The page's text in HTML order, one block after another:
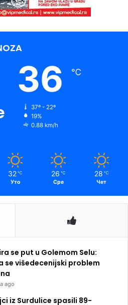
36 ℃
37º - 22º
19%
0.88 km/h
32 ℃
Уто
26 ℃
Сре
28 ℃
Чет
se put u Golemom Selu:
se višedecenijski problem
ago
iz Surdulice spasili 89-